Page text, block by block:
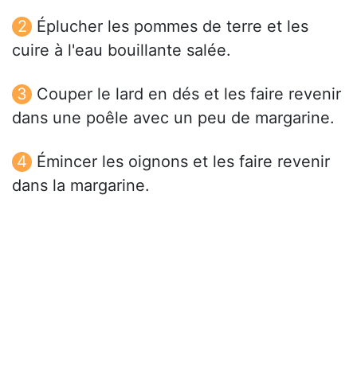
Éplucher les pommes de terre et les
cuire à l'eau bouillante salée.
Couper le lard en dés et les faire revenir
dans une poêle avec un peu de margarine.
Émincer les oignons et les faire revenir
dans la margarine.